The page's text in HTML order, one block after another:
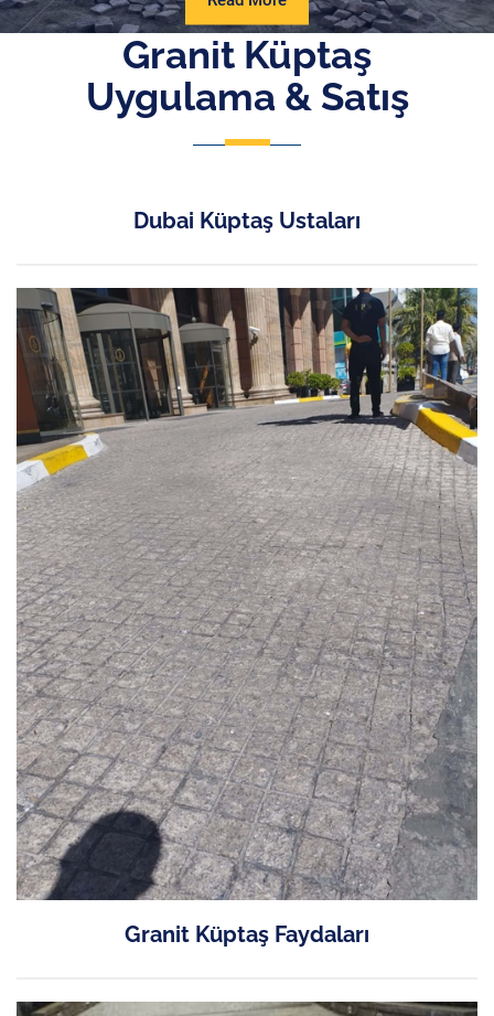
More
Granit Küptaş
Uygulama & Satış
Dubai Küptaş Ustaları
Granit Küptaş Faydaları